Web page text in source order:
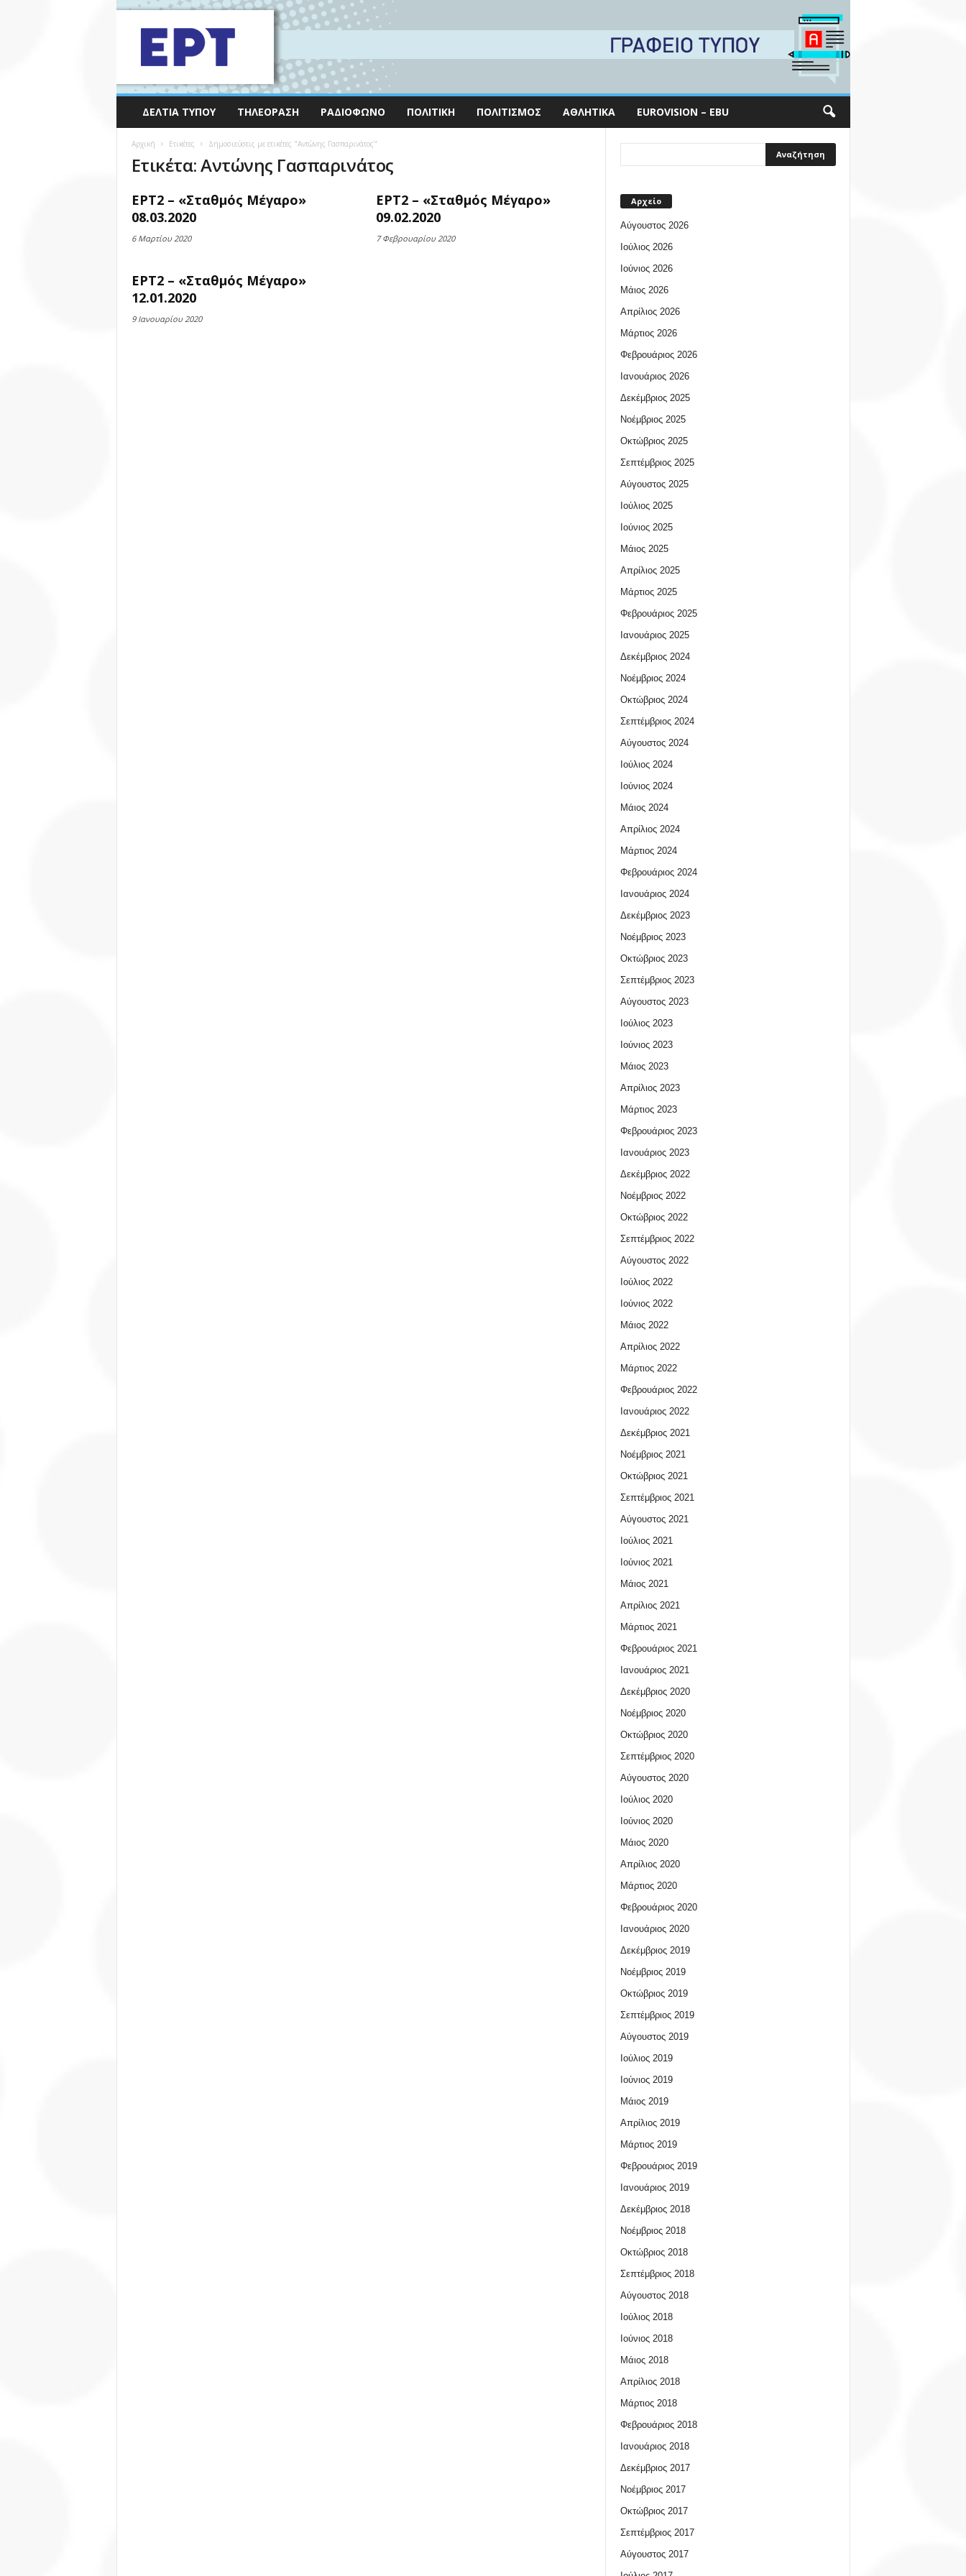
ΔΕΛΤΊΑ ΤΎΠΟΥ ΤΗΛΕΌΡΑΣΗ ΡΑΔΙΌΦΩΝΟ ΠΟΛΙΤΙΚΉ ΠΟΛΙΤΙΣΜΌΣ ΑΘΛΗΤΙΚΆ EUROVISION – EBU
Αρχική Ετικέτες Δημοσιεύσεις με ετικέτες "Αντώνης Γασπαρινάτος"
Ετικέτα: Αντώνης Γασπαρινάτος
ΕΡΤ2 – «Σταθμός Μέγαρο»
08.03.2020
6 Μαρτίου 2020
ΕΡΤ2 – «Σταθμός Μέγαρο»
09.02.2020
7 Φεβρουαρίου 2020
ΕΡΤ2 – «Σταθμός Μέγαρο»
12.01.2020
9 Ιανουαρίου 2020
Αρχείο
Αύγουστος 2026
Ιούλιος 2026
Ιούνιος 2026
Μάιος 2026
Απρίλιος 2026
Μάρτιος 2026
Φεβρουάριος 2026
Ιανουάριος 2026
Δεκέμβριος 2025
Νοέμβριος 2025
Οκτώβριος 2025
Σεπτέμβριος 2025
Αύγουστος 2025
Ιούλιος 2025
Ιούνιος 2025
Μάιος 2025
Απρίλιος 2025
Μάρτιος 2025
Φεβρουάριος 2025
Ιανουάριος 2025
Δεκέμβριος 2024
Νοέμβριος 2024
Οκτώβριος 2024
Σεπτέμβριος 2024
Αύγουστος 2024
Ιούλιος 2024
Ιούνιος 2024
Μάιος 2024
Απρίλιος 2024
Μάρτιος 2024
Φεβρουάριος 2024
Ιανουάριος 2024
Δεκέμβριος 2023
Νοέμβριος 2023
Οκτώβριος 2023
Σεπτέμβριος 2023
Αύγουστος 2023
Ιούλιος 2023
Ιούνιος 2023
Μάιος 2023
Απρίλιος 2023
Μάρτιος 2023
Φεβρουάριος 2023
Ιανουάριος 2023
Δεκέμβριος 2022
Νοέμβριος 2022
Οκτώβριος 2022
Σεπτέμβριος 2022
Αύγουστος 2022
Ιούλιος 2022
Ιούνιος 2022
Μάιος 2022
Απρίλιος 2022
Μάρτιος 2022
Φεβρουάριος 2022
Ιανουάριος 2022
Δεκέμβριος 2021
Νοέμβριος 2021
Οκτώβριος 2021
Σεπτέμβριος 2021
Αύγουστος 2021
Ιούλιος 2021
Ιούνιος 2021
Μάιος 2021
Απρίλιος 2021
Μάρτιος 2021
Φεβρουάριος 2021
Ιανουάριος 2021
Δεκέμβριος 2020
Νοέμβριος 2020
Οκτώβριος 2020
Σεπτέμβριος 2020
Αύγουστος 2020
Ιούλιος 2020
Ιούνιος 2020
Μάιος 2020
Απρίλιος 2020
Μάρτιος 2020
Φεβρουάριος 2020
Ιανουάριος 2020
Δεκέμβριος 2019
Νοέμβριος 2019
Οκτώβριος 2019
Σεπτέμβριος 2019
Αύγουστος 2019
Ιούλιος 2019
Ιούνιος 2019
Μάιος 2019
Απρίλιος 2019
Μάρτιος 2019
Φεβρουάριος 2019
Ιανουάριος 2019
Δεκέμβριος 2018
Νοέμβριος 2018
Οκτώβριος 2018
Σεπτέμβριος 2018
Αύγουστος 2018
Ιούλιος 2018
Ιούνιος 2018
Μάιος 2018
Απρίλιος 2018
Μάρτιος 2018
Φεβρουάριος 2018
Ιανουάριος 2018
Δεκέμβριος 2017
Νοέμβριος 2017
Οκτώβριος 2017
Σεπτέμβριος 2017
Αύγουστος 2017